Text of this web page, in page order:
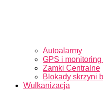
Autoalarmy
GPS i
Zamki Centralne
Blokady skrzyni
Wulkanizacja